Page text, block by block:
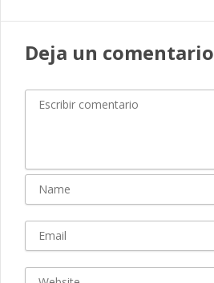
Deja un comentario